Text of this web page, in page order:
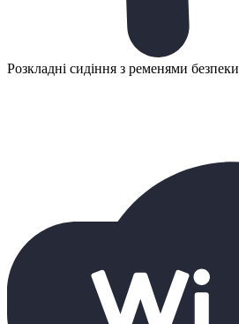
Розкладні сидіння з ременями безпеки